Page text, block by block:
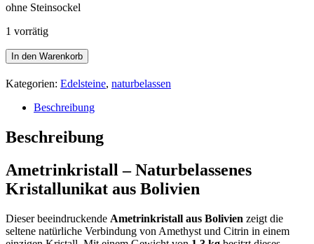
ohne Steinsockel
1 vorrätig
Ametrinkristall
Menge
In den Warenkorb
Kategorien: Edelsteine, naturbelassen
Beschreibung
Beschreibung
Ametrinkristall – Naturbelassenes
Kristallunikat aus Bolivien
Dieser beeindruckende Ametrinkristall aus Bolivien zeigt die
seltene natürliche Verbindung von Amethyst und Citrin in einem